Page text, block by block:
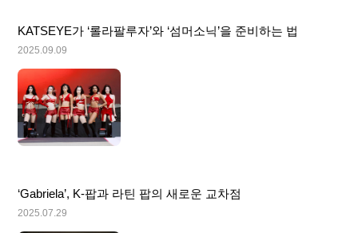
KATSEYE가 ‘롤라팔루자’와 ‘섬머소닉’을 준비하는 법
2025.09.09
‘Gabriela’, K-팝과 라틴 팝의 새로운 교차점
2025.07.29